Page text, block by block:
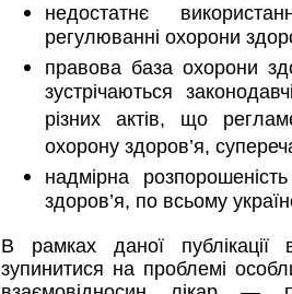
недостатнє
регулюванні охорони
правова база охорони
зустрічаються
різних актів, що
охорону здоров’я,
надмірна
здоров’я, по всьому
В рамках даної
зупинитися на проблемі